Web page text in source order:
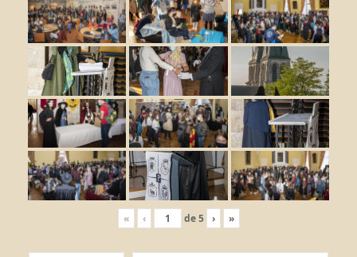
« ‹ de5 › »